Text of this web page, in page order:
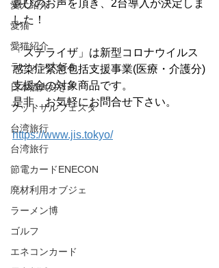
愛犬紹介
愛猫
愛猫紹介
ラーメン大好き
日本酒大好き
フットサルフェスタ
台湾旅行
台湾旅行
節電カードENECON
廃材利用オブジェ
ラーメン博
ゴルフ
エネコンカード
喜びのお声を頂き、2台導入が決定しま
した！
「ステライザ」は新型コロナウイルス
感染症緊急包括支援事業(医療・介護分)
支援金の対象商品です。
是非、お気軽にお問合せ下さい。
https://www.jis.tokyo/